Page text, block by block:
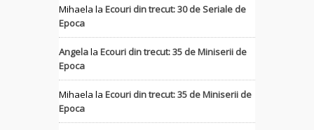
Mihaela la Ecouri din trecut: 30 de Seriale de
Epoca
Angelala Ecouri din trecut: 35 de Miniserii de
Epoca
Mihaela la Ecouri din trecut: 35 de Miniserii de
Epoca